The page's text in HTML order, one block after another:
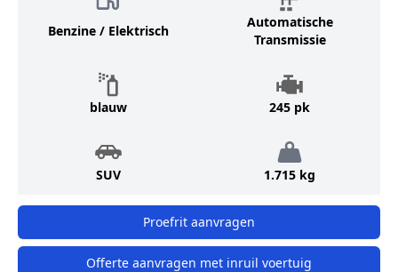
Benzine / Elektrisch
Automatische
Transmissie
blauw 245 pk
SUV 1.715 kg
Proefrit aanvragen
Offerte aanvragen met inruil voertuig